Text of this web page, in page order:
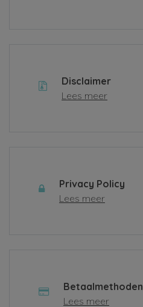
Disclaimer
Lees meer
Privacy Policy
Lees meer
Betaalmethoden
Lees meer